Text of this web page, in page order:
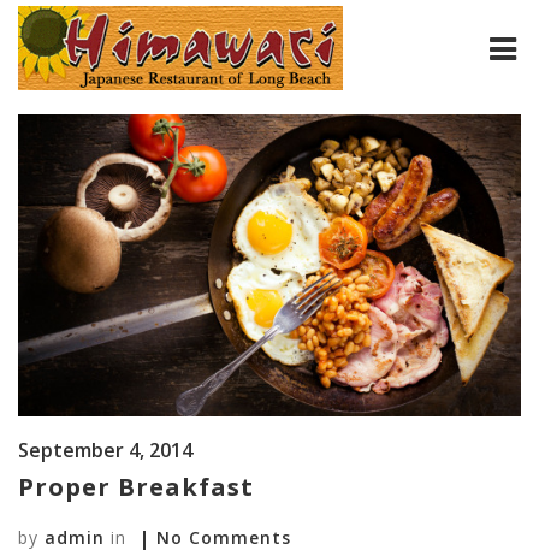
HOME
ABOUT
MENU
CONTACT
September 4, 2014
Proper Breakfast
by admin in No Comments